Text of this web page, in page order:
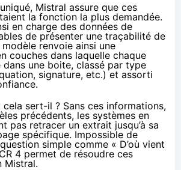
Mistral assure que ces
la fonction la plus demandée.
en charge des données de
de présenter une traçabilité de
modèle renvoie ainsi une
couches dans laquelle chaque
une boite, classé par type
signature, etc.) et assorti
sert-il ? Sans ces informations,
précédents, les systèmes en
pas retracer un extrait jusqu’à sa
spécifique. Impossible de
simple comme « D’où vient
4 permet de résoudre ces
Mistral.